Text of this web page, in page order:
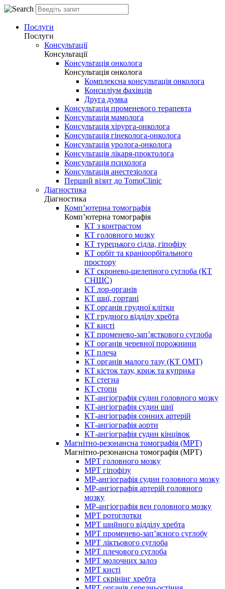
Послуги
Послуги
Консультації
Консультації
Консультація онколога
Консультація онколога
Комплексна консультація онколога
Консиліум фахівців
Друга думка
Консультація променевого терапевта
Консультація мамолога
Консультація хірурга-онколога
Консультація гінеколога-онколога
Консультація уролога-онколога
Консультація лікаря-проктолога
Консультація психолога
Консультація анестезіолога
Перший візит до TomoClinic
Діагностика
Діагностика
Комп’ютерна томографія
Комп’ютерна томографія
КТ з контрастом
КТ головного мозку
КТ турецького сідла, гіпофізу
КТ орбіт та краніоорбітального
простору
КТ скронево-щелепного суглоба (КТ
СНЩС)
КТ лор-органів
КТ шиї, гортані
КТ органів грудної клітки
КТ грудного відділу хребта
КТ кисті
КТ променево-зап’ясткового суглоба
КТ органів черевної порожнини
КТ плеча
КТ органів малого тазу (КТ ОМТ)
КТ кісток тазу, криж та куприка
КТ стегна
КТ стопи
КТ-ангіографія судин головного мозку
КТ-ангіографія судин шиї
КТ-ангіографія сонних артерій
КТ-ангіографія аорти
КТ-ангіографія судин кінцівок
Магнітно-резонансна томографія (МРТ)
Магнітно-резонансна томографія (МРТ)
МРТ головного мозку
МРТ гіпофізу
МР-ангіографія судин головного мозку
МР-ангіографія артерій головного
мозку
МР-ангіографія вен головного мозку
МРТ ротоглотки
МРТ шийного відділу хребта
МРТ променево-зап’ясного суглобу
МРТ ліктьового суглоба
МРТ плечового суглоба
МРТ молочних залоз
МРТ кисті
МРТ скрінінг хребта